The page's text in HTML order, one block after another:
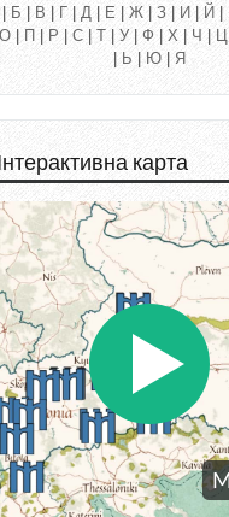
Б В Г Д Е Ж З И Й
О П Р С Т У Ф Х Ч Ц
Ь Ю Я
карта